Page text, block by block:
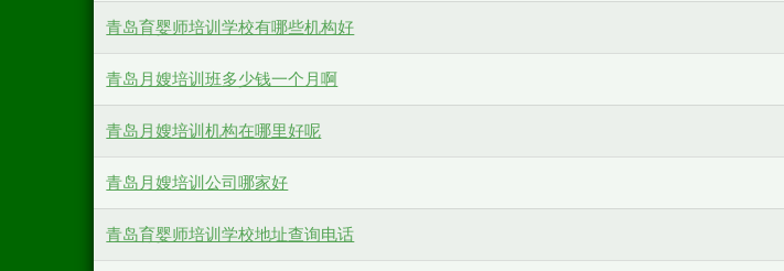
青岛育婴师培训学校有哪些机构好
青岛月嫂培训班多少钱一个月啊
青岛月嫂培训机构在哪里好呢
青岛月嫂培训公司哪家好
青岛育婴师培训学校地址查询电话